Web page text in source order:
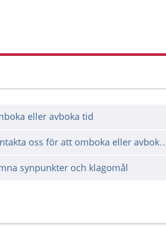
eller avboka tid
Kontakta oss för
synpunkter och klagomål